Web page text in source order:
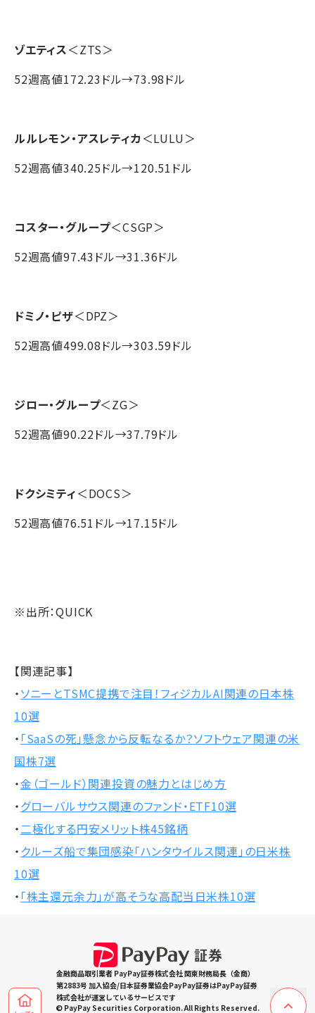
ゾエティス＜ZTS＞
52週高値172.23ドル→73.98ドル
ルルレモン・アスレティカ ＜LULU＞
52週高値340.25ドル→120.51ドル
コスター・グループ＜CSGP＞
52週高値97.43ドル→31.36ドル
ドミノ・ピザ＜DPZ＞
52週高値499.08ドル→303.59ドル
ジロー・グループ＜ZG＞
52週高値90.22ドル→37.79ドル
ドクシミティ＜DOCS＞
52週高値76.51ドル→17.15ドル
※出所：QUICK
【関連記事】
・ソニーとTSMC提携で注目！フィジカルAI関連の日本株
10選
・ 「SaaSの死」懸念から反転なるか？ソフトウェア関連の米
国株7選
・金（ゴールド）関連投資の魅力とはじめ方
・グローバルサウス関連のファンド・ETF10選
・二極化する円安メリット株45銘柄
・ クルーズ船で集団感染「ハンタウイルス関連」の日米株
10選
・ 「株主還元余力」が高そうな高配当日米株10選
金融商品取引業者 PayPay証券株式会社 関東財務局長（金商）
第2883号 加入協会/日本証券業協会PayPay証券はPayPay証券
株式会社が運営しているサービスです
© PayPay Securities Corporation. All Rights Reserved.